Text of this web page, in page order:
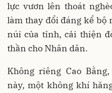
lực vươn lên thoát
làm thay đổi đáng kể bộ
núi của tỉnh, cải thiện
thần cho Nhân dân.
Không riêng Cao
này, một không khí